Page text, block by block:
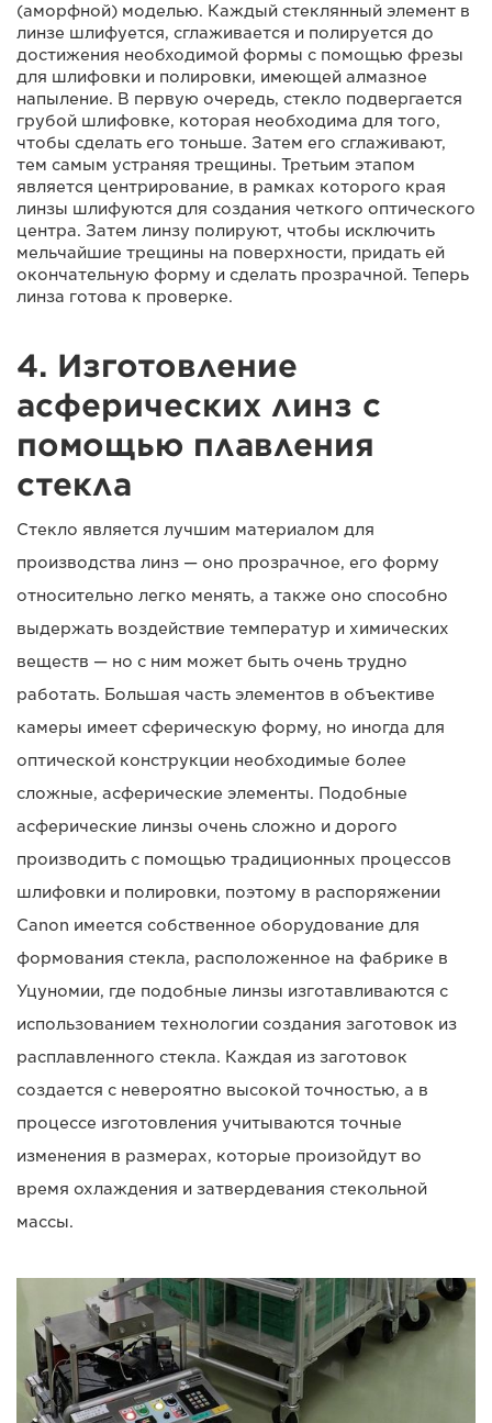
(аморфной) моделью. Каждый стеклянный элемент в
линзе шлифуется, сглаживается и полируется до
достижения необходимой формы с помощью фрезы
для шлифовки и полировки, имеющей алмазное
напыление. В первую очередь, стекло подвергается
грубой шлифовке, которая необходима для того,
чтобы сделать его тоньше. Затем его сглаживают,
тем самым устраняя трещины. Третьим этапом
является центрирование, в рамках которого края
линзы шлифуются для создания четкого оптического
центра. Затем линзу полируют, чтобы исключить
мельчайшие трещины на поверхности, придать ей
окончательную форму и сделать прозрачной. Теперь
линза готова к проверке.
4. Изготовление
асферических линз с
помощью плавления
стекла
Стекло является лучшим материалом для
производства линз — оно прозрачное, его форму
относительно легко менять, а также оно способно
выдержать воздействие температур и химических
веществ — но с ним может быть очень трудно
работать. Большая часть элементов в объективе
камеры имеет сферическую форму, но иногда для
оптической конструкции необходимые более
сложные, асферические элементы. Подобные
асферические линзы очень сложно и дорого
производить с помощью традиционных процессов
шлифовки и полировки, поэтому в распоряжении
Canon имеется собственное оборудование для
формования стекла, расположенное на фабрике в
Уцуномии, где подобные линзы изготавливаются с
использованием технологии создания заготовок из
расплавленного стекла. Каждая из заготовок
создается с невероятно высокой точностью, а в
процессе изготовления учитываются точные
изменения в размерах, которые произойдут во
время охлаждения и затвердевания стекольной
массы.